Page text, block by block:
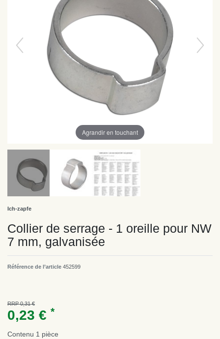
Agrandir en touchant
Ich-zapfe
Collier de serrage - 1 oreille pour NW
7 mm, galvanisée
Référence de l’article 452599
RRP 0,31 €
0,23 € *
Contenu 1 pièce